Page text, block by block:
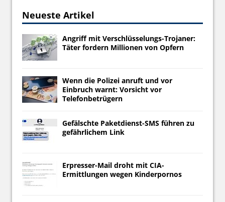
Neueste Artikel
Angriff mit Verschlüsselungs-Trojaner:
Täter fordern Millionen von Opfern
Wenn die Polizei anruft und vor
Einbruch warnt: Vorsicht vor
Telefonbetrügern
Gefälschte Paketdienst-SMS führen zu
gefährlichem Link
Erpresser-Mail droht mit CIA-
Ermittlungen wegen Kinderpornos